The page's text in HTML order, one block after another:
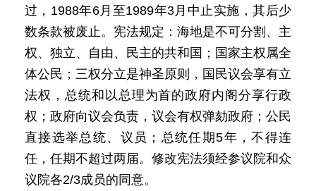
过，1988年6月至1989年3月中止实施，其后少
数条款被废止。宪法规定：海地是不可分割、主
权、独立、自由、民主的共和国；国家主权属全
体公民；三权分立是神圣原则，国民议会享有立
法权，总统和以总理为首的政府内阁分享行政
权；政府向议会负责，议会有权弹劾政府；公民
直接选举总统、议员；总统任期5年，不得连
任，任期不超过两届。修改宪法须经参议院和众
议院各2/3成员的同意。